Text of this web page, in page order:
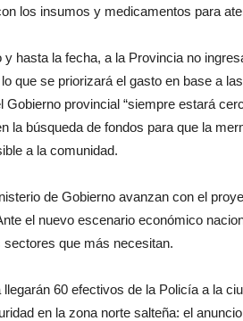
los insumos y medicamentos para
y hasta la fecha, a la Provincia no
que se priorizará el gasto en base a
Gobierno provincial “siempre estará
la búsqueda de fondos para que la
a la comunidad.
de Gobierno avanzan con el
el nuevo escenario económico
que más necesitan.
60 efectivos de la Policía a la
en la zona norte salteña: el